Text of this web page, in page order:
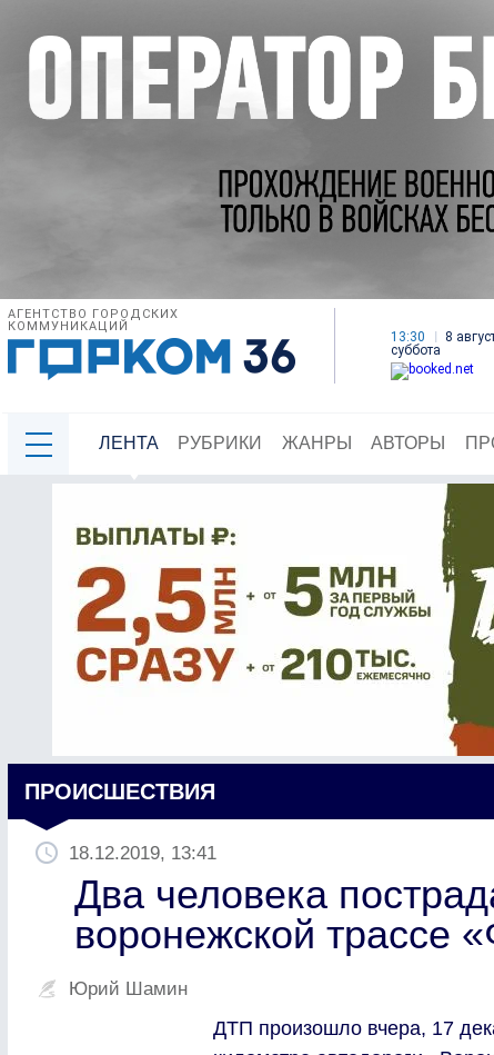
АГЕНТСТВО ГОРОДСКИХ
КОММУНИКАЦИЙ
13:30
8
суббота
ЛЕНТА РУБРИКИ ЖАНРЫ АВТОРЫ
ПРОИСШЕСТВИЯ
18.12.2019, 13:41
Два человека
воронежской трассе
Юрий Шамин
ДТП произошло вчера, 17